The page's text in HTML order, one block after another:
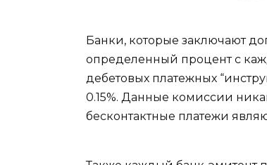
Банки, которые заключают
определенный процент с
дебетовых платежных
0.15%. Данные комиссии
бесконтактные платежи